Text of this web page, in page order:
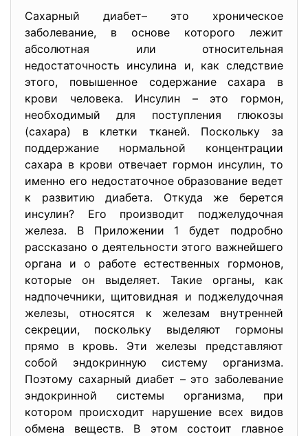
Сахарный диабет– это хроническое
заболевание, в основе которого лежит
абсолютная или относительная
недостаточность инсулина и, как следствие
этого, повышенное содержание сахара в
крови человека. Инсулин – это гормон,
необходимый для поступления глюкозы
(сахара) в клетки тканей. Поскольку за
поддержание нормальной концентрации
сахара в крови отвечает гормон инсулин, то
именно его недостаточное образование ведет
к развитию диабета. Откуда же берется
инсулин? Его производит поджелудочная
железа. В Приложении 1 будет подробно
рассказано о деятельности этого важнейшего
органа и о работе естественных гормонов,
которые он выделяет. Такие органы, как
надпочечники, щитовидная и поджелудочная
железы, относятся к железам внутренней
секреции, поскольку выделяют гормоны
прямо в кровь. Эти железы представляют
собой эндокринную систему организма.
Поэтому сахарный диабет – это заболевание
эндокринной системы организма, при
котором происходит нарушение всех видов
обмена веществ. В этом состоит главное